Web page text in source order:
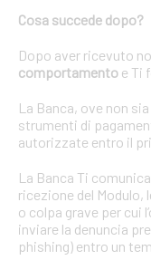
Cosa succede dopo?
Dopo aver ricevuto
comportamento e Ti
La Banca, ove non
strumenti di
autorizzate entro il
La Banca Ti
ricezione del Modulo,
o colpa grave per cui
inviare la denuncia
phishing) entro un